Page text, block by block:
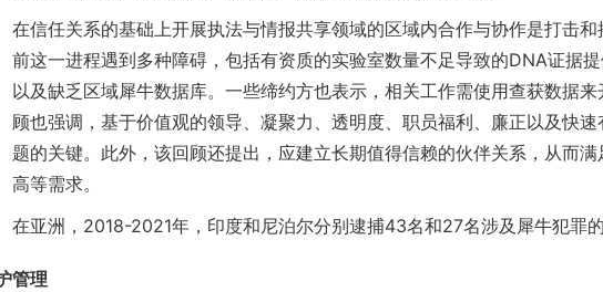
在信任关系的基础上开展执法与情报共享领域的区域内合作与协作是打击
前这一进程遇到多种障碍，包括有资质的实验室数量不足导致的DNA证据
以及缺乏区域犀牛数据库。一些缔约方也表示，相关工作需使用查获数据
顾也强调，基于价值观的领导、凝聚力、透明度、职员福利、廉正以及快
题的关键。此外，该回顾还提出，应建立长期值得信赖的伙伴关系，从而
高等需求。
在亚洲，2018-2021年，印度和尼泊尔分别逮捕43名和27名涉及犀牛犯罪
管理